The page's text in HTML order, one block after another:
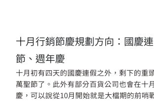
十月行銷節慶規劃方向：國慶
節、週年慶
十月初有四天的國慶連假之外，剩下的重
萬聖節了。此外有部分百貨公司也會在十
慶，可以說從10月開始就是大檔期的前哨